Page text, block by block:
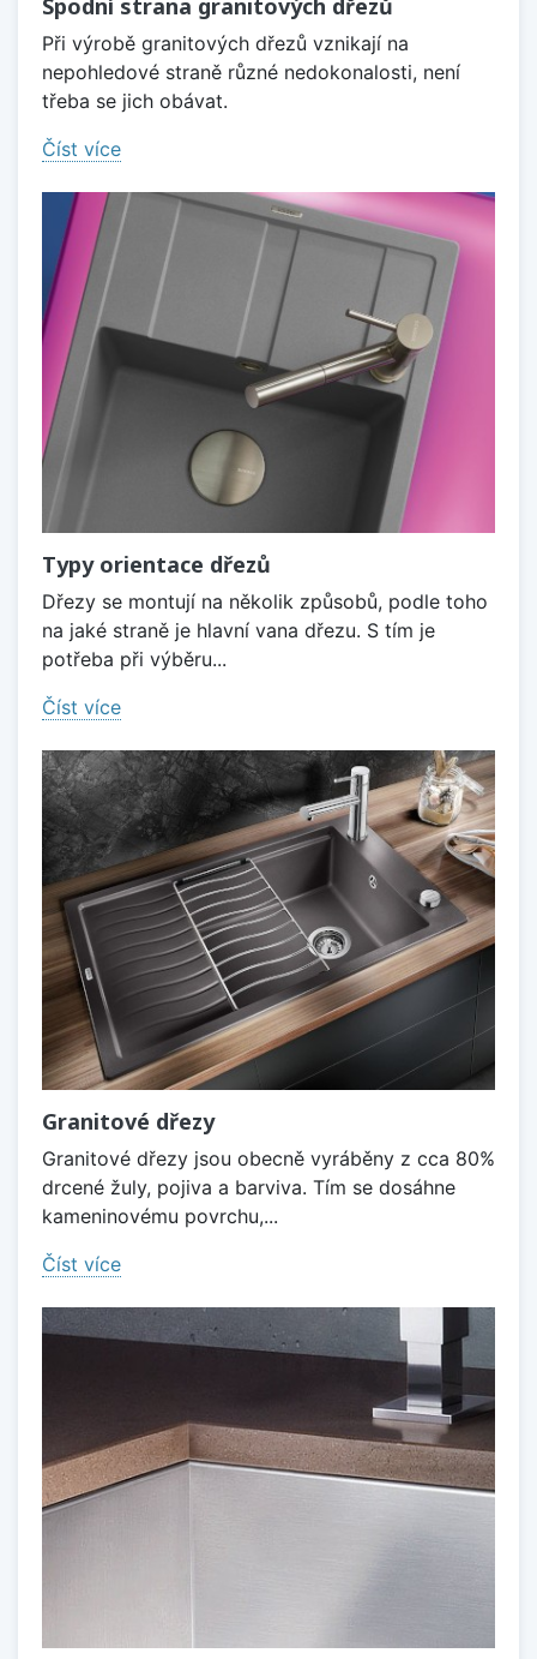
Spodní strana granitových dřezů
Při výrobě granitových dřezů vznikají na
nepohledové straně různé nedokonalosti, není
třeba se jich obávat.
Číst více
Typy orientace dřezů
Dřezy se montují na několik způsobů, podle toho
na jaké straně je hlavní vana dřezu. S tím je
potřeba při výběru...
Číst více
Granitové dřezy
Granitové dřezy jsou obecně vyráběny z cca 80%
drcené žuly, pojiva a barviva. Tím se dosáhne
kameninovému povrchu,...
Číst více